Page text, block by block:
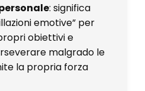
: significa
emotive” per
obiettivi e
malgrado le
la propria forza